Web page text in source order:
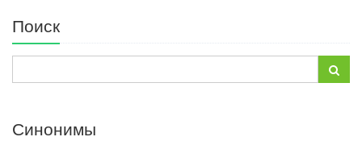
Поиск
Синонимы